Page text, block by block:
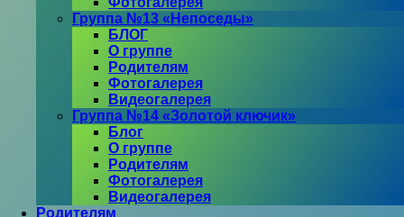
Группа №13 «Непоседы»
БЛОГ
О группе
Родителям
Фотогалерея
Видеогалерея
Группа №14 «Золотой ключик»
Блог
О группе
Родителям
Фотогалерея
Видеогалерея
Родителям